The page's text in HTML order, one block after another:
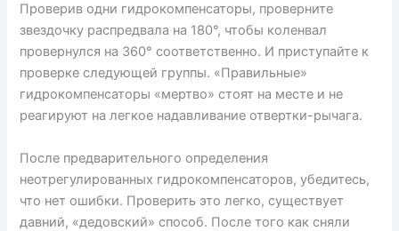
Проверив одни гидрокомпенсаторы, проверните
звездочку распредвала на 180°, чтобы коленвал
провернулся на 360° соответственно. И приступайте к
проверке следующей группы. «Правильные»
гидрокомпенсаторы «мертво» стоят на месте и не
реагируют на легкое надавливание отвертки-рычага.
После предварительного определения
неотрегулированных гидрокомпенсаторов, убедитесь,
что нет ошибки. Проверить это легко, существует
давний, «дедовский» способ. После того как сняли